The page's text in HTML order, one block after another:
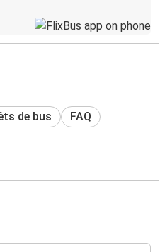
de bus
FAQ